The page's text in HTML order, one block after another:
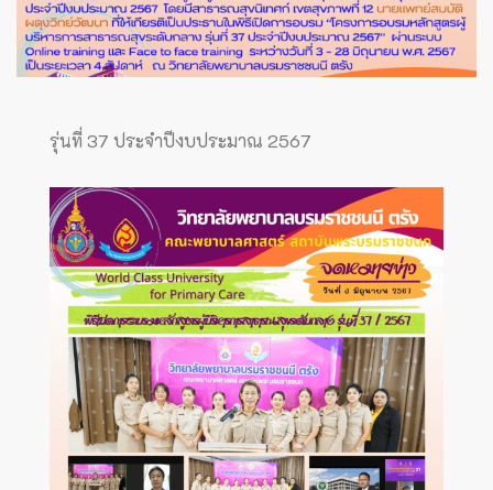
รุ่นที่ 37 ประจำปีงบประมาณ 2567